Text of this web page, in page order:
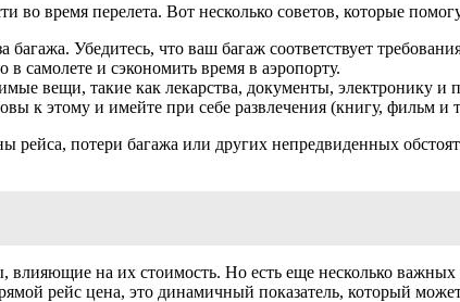
время перелета. Вот несколько советов, которые
Убедитесь, что ваш багаж соответствует
самолете и сэкономить время в аэропорту.
вещи, такие как лекарства, документы, электронику
к этому и имейте при себе развлечения (книгу, фильм и
рейса, потери багажа или других непредвиденных
на их стоимость. Но есть еще несколько
рейс цена, это динамичный показатель, который